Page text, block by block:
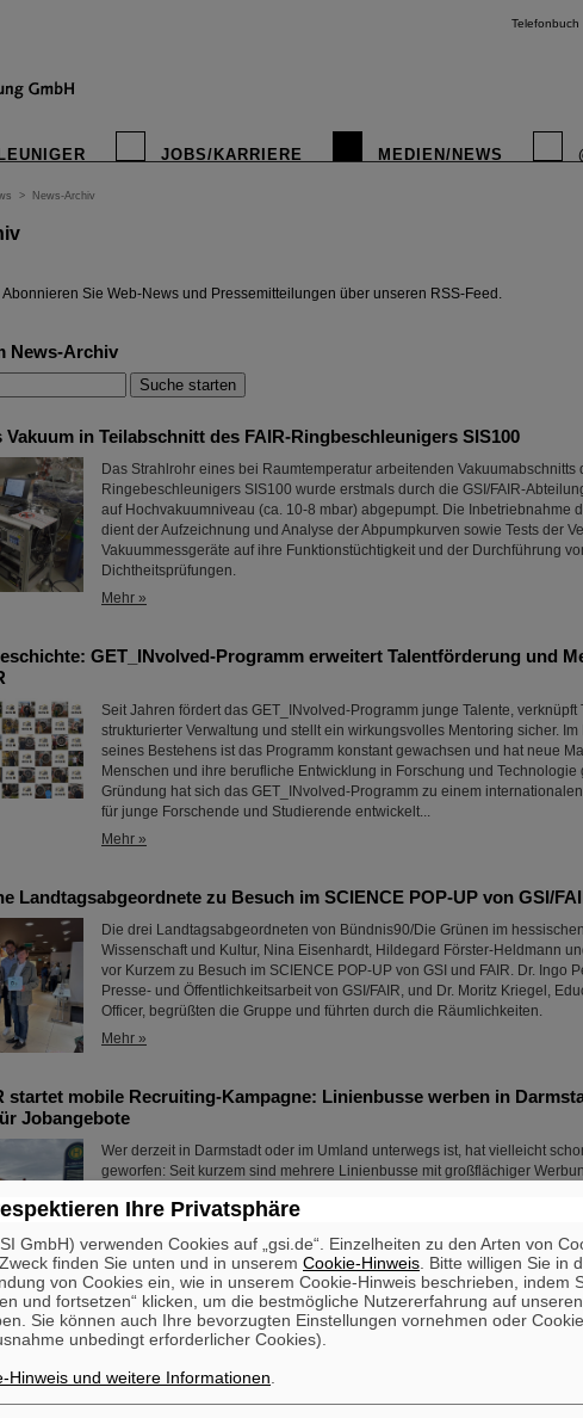
Telefonbuch
JOBS/KARRIERE MEDIEN/NEWS
> News-Archiv
Abonnieren Sie Web-News und Pressemitteilungen über unseren RSS-Feed.
News-Archiv
Vakuum in Teilabschnitt des FAIR-Ringbeschleunigers SIS100
Das Strahlrohr eines bei Raumtemperatur arbeitenden Vakuumabschnitts
Ringebeschleunigers SIS100 wurde erstmals durch die GSI/FAIR-
auf Hochvakuumniveau (ca. 10-8 mbar) abgepumpt. Die Inbetriebnahme
dient der Aufzeichnung und Analyse der Abpumpkurven sowie Tests der
Vakuummessgeräte auf ihre Funktionstüchtigkeit und der Durchführung
Dichtheitsprüfungen.
Mehr »
GET_INvolved-Programm erweitert Talentförderung und
Seit Jahren fördert das GET_INvolved-Programm junge Talente, verknüpft
strukturierter Verwaltung und stellt ein wirkungsvolles Mentoring sicher. Im
seines Bestehens ist das Programm konstant gewachsen und hat neue
Menschen und ihre berufliche Entwicklung in Forschung und Technologie
Gründung hat sich das GET_INvolved-Programm zu einem
für junge Forschende und Studierende entwickelt...
Mehr »
Landtagsabgeordnete zu Besuch im SCIENCE POP-UP von GSI/
Die drei Landtagsabgeordneten von Bündnis90/Die Grünen im
Wissenschaft und Kultur, Nina Eisenhardt, Hildegard Förster-Heldmann
vor Kurzem zu Besuch im SCIENCE POP-UP von GSI und FAIR. Dr. Ingo
Presse- und Öffentlichkeitsarbeit von GSI/FAIR, und Dr. Moritz Kriegel,
Officer, begrüßten die Gruppe und führten durch die Räumlichkeiten.
Mehr »
startet mobile Recruiting-Kampagne: Linienbusse werben in
Jobangebote
Wer derzeit in Darmstadt oder im Umland unterwegs ist, hat vielleicht
geworfen: Seit kurzem sind mehrere Linienbusse mit großflächiger
FAIR unterwegs. Die auffällig gestalteten Fahrzeuge machen im täglichen
Raum, dort, wo viele Menschen unterwegs sind.
Mehr »
des Bundesforschungsministeriums für „Fusionstalent“ –
wird Nachwuchsgruppe leiten
Ihre Privatsphäre
GmbH) verwenden Cookies auf „gsi.de“. Einzelheiten zu den Arten von
finden Sie unten und in unserem Cookie-Hinweis . Bitte willigen Sie in
von Cookies ein, wie in unserem Cookie-Hinweis beschrieben, indem
und fortsetzen“ klicken, um die bestmögliche Nutzererfahrung auf
Sie können auch Ihre bevorzugten Einstellungen vornehmen oder
unbedingt erforderlicher Cookies).
Hinweis und weitere Informationen